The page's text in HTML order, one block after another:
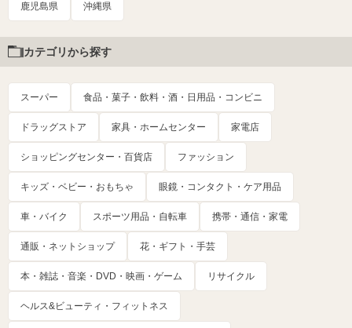
鹿児島県 沖縄県
カテゴリから探す
スーパー 食品・菓子・飲料・酒・日用品・コンビニ
ドラッグストア 家具・ホームセンター 家電店
ショッピングセンター・百貨店 ファッション
キッズ・ベビー・おもちゃ 眼鏡・コンタクト・ケア用品
車・バイク スポーツ用品・自転車 携帯・通信・家電
通販・ネットショップ 花・ギフト・手芸
本・雑誌・音楽・DVD・映画・ゲーム リサイクル
ヘルス&ビューティ・フィットネス